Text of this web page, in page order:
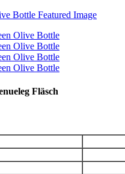
Fläsch